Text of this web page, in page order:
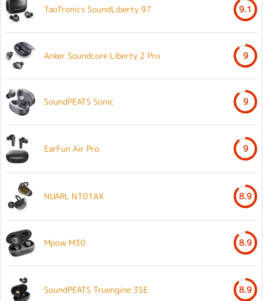
TaoTronics SoundLiberty 97 9.1
Anker Soundcore Liberty 2 Pro 9
SoundPEATS Sonic 9
EarFun Air Pro 9
NUARL NT01AX 8.9
Mpow M30 8.9
SoundPEATS Truengine 3SE 8.9